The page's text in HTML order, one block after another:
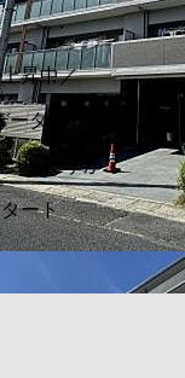
昇中／
タより）
ョンですか？
ート